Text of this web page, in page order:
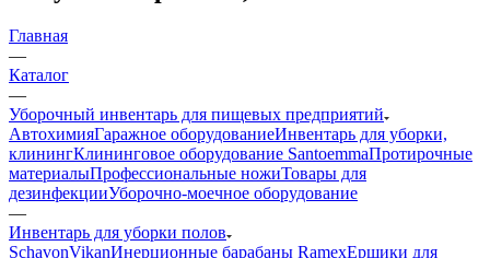
Главная
—
Каталог
—
Уборочный инвентарь для пищевых предприятий
АвтохимияГаражное оборудованиеИнвентарь для уборки,
клинингКлининговое оборудование SantoemmaПротирочные
материалыПрофессиональные ножиТовары для
дезинфекцииУборочно-моечное оборудование
—
Инвентарь для уборки полов
SchavonVikanИнерционные барабаны RamexЕршики для